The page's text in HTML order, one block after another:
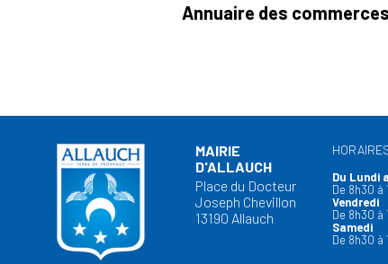
Annuaire des commerces
MAIRIE
D'ALLAUCH
Place du Docteur
Joseph Chevillon
13190 Allauch
Du Lundi
De 8h30 à
Vendredi
De 8h30 à
Samedi
De 8h30 à